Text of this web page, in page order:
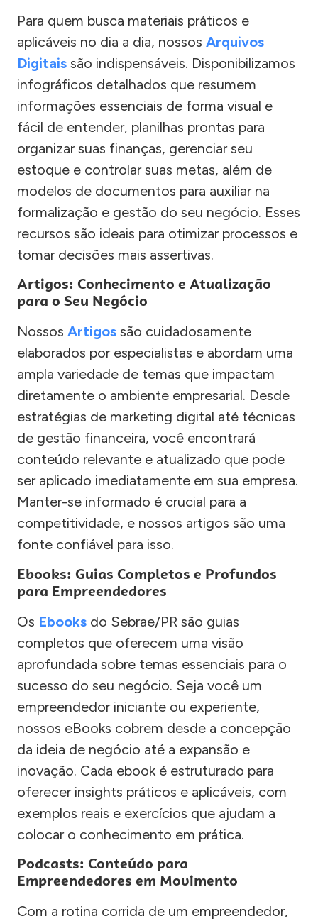
Para quem busca materiais práticos e
aplicáveis no dia a dia, nossos Arquivos
Digitais são indispensáveis. Disponibilizamos
infográficos detalhados que resumem
informações essenciais de forma visual e
fácil de entender, planilhas prontas para
organizar suas finanças, gerenciar seu
estoque e controlar suas metas, além de
modelos de documentos para auxiliar na
formalização e gestão do seu negócio. Esses
recursos são ideais para otimizar processos e
tomar decisões mais assertivas.
Artigos: Conhecimento e Atualização
para o Seu Negócio
Nossos Artigos são cuidadosamente
elaborados por especialistas e abordam uma
ampla variedade de temas que impactam
diretamente o ambiente empresarial. Desde
estratégias de marketing digital até técnicas
de gestão financeira, você encontrará
conteúdo relevante e atualizado que pode
ser aplicado imediatamente em sua empresa.
Manter-se informado é crucial para a
competitividade, e nossos artigos são uma
fonte confiável para isso.
Ebooks: Guias Completos e Profundos
para Empreendedores
Os Ebooks do Sebrae/PR são guias
completos que oferecem uma visão
aprofundada sobre temas essenciais para o
sucesso do seu negócio. Seja você um
empreendedor iniciante ou experiente,
nossos eBooks cobrem desde a concepção
da ideia de negócio até a expansão e
inovação. Cada ebook é estruturado para
oferecer insights práticos e aplicáveis, com
exemplos reais e exercícios que ajudam a
colocar o conhecimento em prática.
Podcasts: Conteúdo para
Empreendedores em Movimento
Com a rotina corrida de um empreendedor,